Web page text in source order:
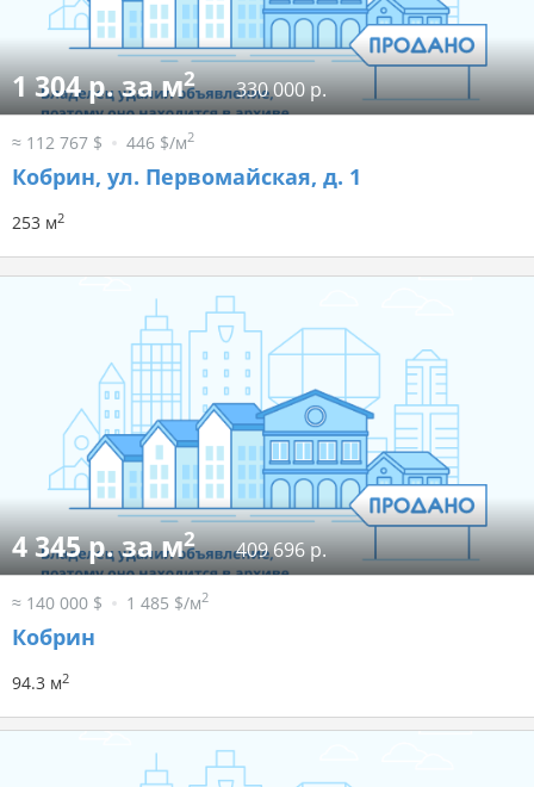
1 304 р. за м2 330 000 р.
≈ 112 767 $ 446 $/м2
Кобрин, ул. Первомайская, д. 1
253 м2
4 345 р. за м2 409 696 р.
≈ 140 000 $ 1 485 $/м2
Кобрин
94.3 м2